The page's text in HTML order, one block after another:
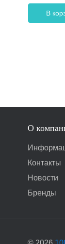
В
О
Контакты
Новости
Бренды